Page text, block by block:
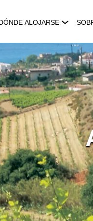
ALOJARSE